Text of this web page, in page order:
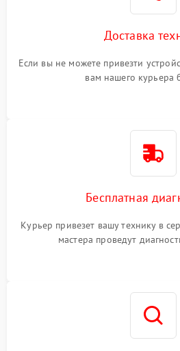
Доставка
Если вы не можете привезти
вам нашего курьера
Бесплатная
Курьер привезет вашу технику в
мастера проведут